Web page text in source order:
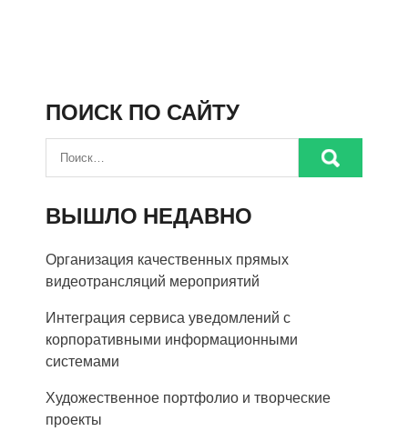
ПОИСК ПО САЙТУ
ВЫШЛО НЕДАВНО
Организация качественных прямых
видеотрансляций мероприятий
Интеграция сервиса уведомлений с
корпоративными информационными
системами
Художественное портфолио и творческие
проекты